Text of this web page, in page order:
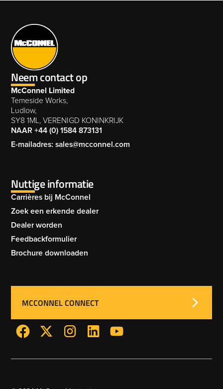
Neem contact op
McConnel Limited
Temeside Works,
Ludlow,
SY8 1ML, VERENIGD KONINKRIJK
NAAR +44 (0) 1584 873131
E-mailadres: sales@mcconnel.com
Nuttige informatie
Carrières bij McConnel
Zoek een erkende dealer
Dealer worden
Feedbackformulier
Brochure downloaden
MCCONNEL CONNECT